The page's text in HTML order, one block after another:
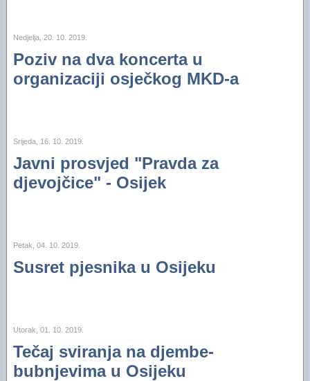
Nedjelja, 20. 10. 2019.
Poziv na dva koncerta u
organizaciji osječkog MKD-a
Srijeda, 16. 10. 2019.
Javni prosvjed "Pravda za
djevojčice" - Osijek
Petak, 04. 10. 2019.
Susret pjesnika u Osijeku
Utorak, 01. 10. 2019.
Tečaj sviranja na djembe-
bubnjevima u Osijeku